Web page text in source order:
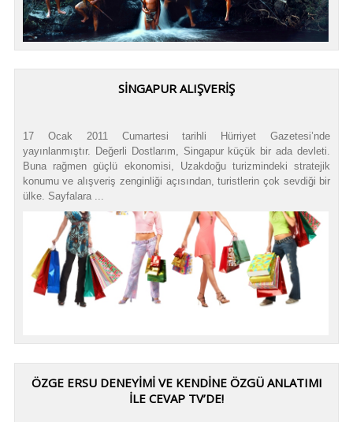
SINGAPUR ALIŞVERIŞ
17 Ocak 2011 Cumartesi tarihli Hürriyet Gazetesi’nde
yayınlanmıştır. Değerli Dostlarım, Singapur küçük bir ada devleti.
Buna rağmen güçlü ekonomisi, Uzakdoğu turizmindeki stratejik
konumu ve alışveriş zenginliği açısından, turistlerin çok sevdiği bir
ülke. Sayfalara ...
ÖZGE ERSU DENEYIMI VE KENDINE ÖZGÜ ANLATIMI
ILE CEVAP TV’DE!